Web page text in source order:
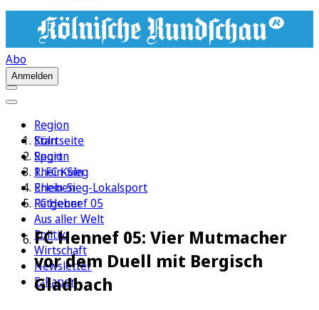
Abo
Anmelden
Region
Köln
Sport
1. FC Köln
Erleben
Ratgeber
Aus aller Welt
Politik
Wirtschaft
Newsletter
E-Paper
Startseite
Region
Rhein-Sieg
Rhein-Sieg-Lokalsport
FC Hennef 05
FC Hennef 05: Vier Mutmacher
vor dem Duell mit Bergisch
Gladbach